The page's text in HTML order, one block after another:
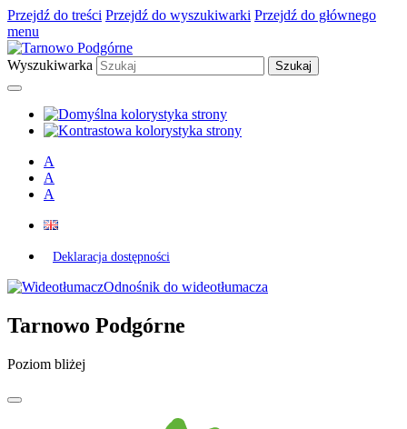
Przejdź do treści Przejdź do wyszukiwarki Przejdź do głównego
menu
Wyszukiwarka
A
A
A
Deklaracja dostępności
Odnośnik do wideotłumacza
Tarnowo Podgórne
Poziom bliżej